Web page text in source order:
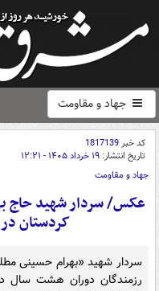
جهاد و مقاومت
کد خبر1817139
تاریخ انتشار: ۱۹ خرداد ۱۴۰۵ - ۱۲:۲۱
جهاد و مقاومت
عکس/ سردار شهید حاج
کردستان در
سردار شهید «بهرام حسینی
رزمندگان دوران هشت سال